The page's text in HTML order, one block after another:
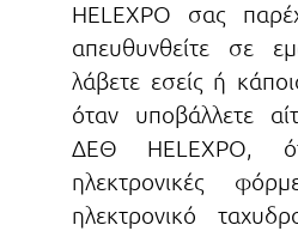
HELEXPO σας
απευθυνθείτε σε
λάβετε εσείς ή
όταν υποβάλλετε
ΔΕΘ HELEXPO,
ηλεκτρονικές
ηλεκτρονικό